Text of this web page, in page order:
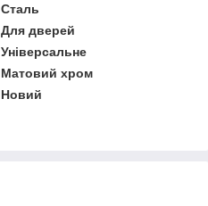
Сталь
Для дверей
Універсальне
Матовий хром
Новий